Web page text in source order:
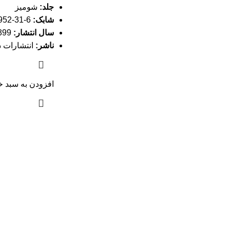
جلد: شومیز
شابک: 6-31-6952-622-978
سال انتشار: 1399
ناشر: انتشارات
افزودن به سبد